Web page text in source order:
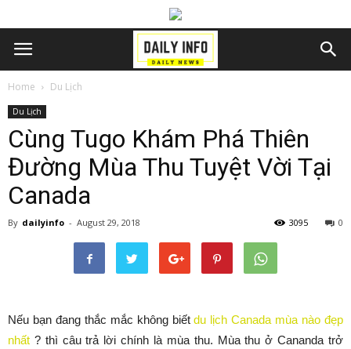
Home Du Lịch
Du Lịch
Cùng Tugo Khám Phá Thiên
Đường Mùa Thu Tuyệt Vời Tại
Canada
By dailyinfo - August 29, 2018 0
3095
Nếu bạn đang thắc mắc không biếtdu lịch Canada mùa nào đẹp
nhất ? thì câu trả lời chính là mùa thu. Mùa thu ở Cananda trở